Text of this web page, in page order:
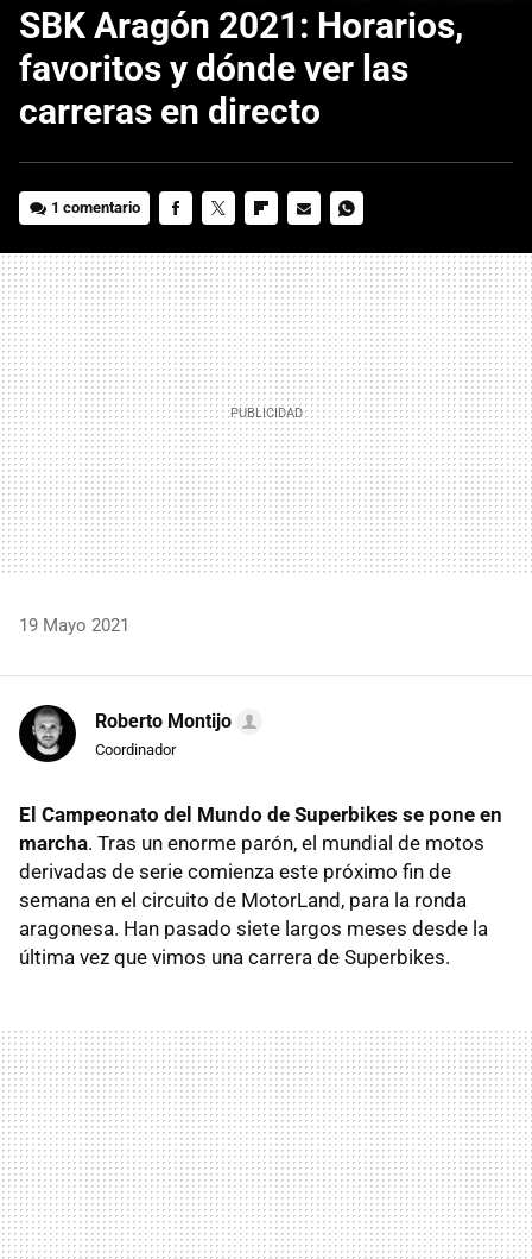
SBK Aragón 2021: Horarios,
favoritos y dónde ver las
carreras en directo
1 comentario
MAIL
19 Mayo 2021
Roberto Montijo
Coordinador
El Campeonato del Mundo de Superbikes se pone en
marcha. Tras un enorme parón, el mundial de motos
derivadas de serie comienza este próximo fin de
semana en el circuito de MotorLand, para la ronda
aragonesa. Han pasado siete largos meses desde la
última vez que vimos una carrera de Superbikes.